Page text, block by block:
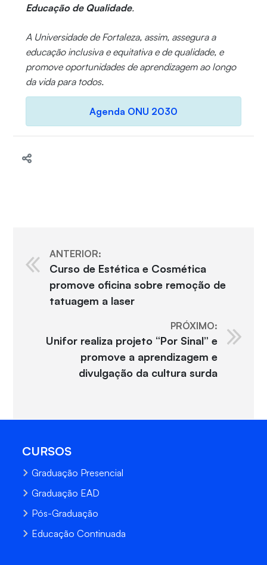
Educação de Qualidade.
A Universidade de Fortaleza, assim, assegura a
educação inclusiva e equitativa e de qualidade, e
promove oportunidades de aprendizagem ao longo
da vida para todos.
Agenda ONU 2030
ANTERIOR:
Curso de Estética e Cosmética
promove oficina sobre remoção de
tatuagem a laser
PRÓXIMO:
Unifor realiza projeto “Por Sinal” e
promove a aprendizagem e
divulgação da cultura surda
CURSOS
Graduação Presencial
Graduação EAD
Pós-Graduação
Educação Continuada